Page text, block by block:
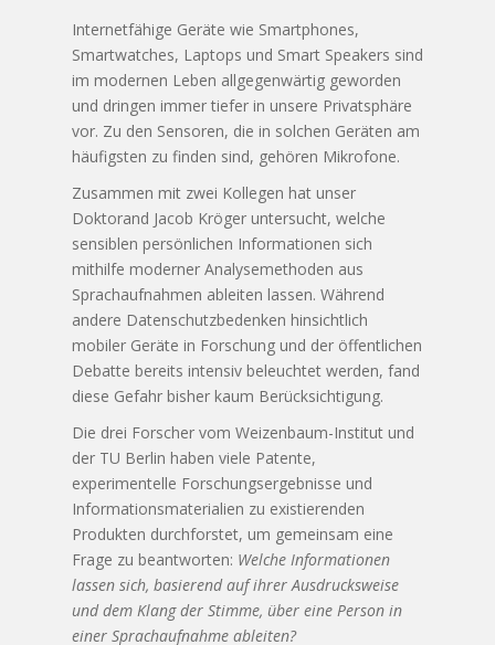
Internetfähige Geräte wie Smartphones,
Smartwatches, Laptops und Smart Speakers sind
im modernen Leben allgegenwärtig geworden
und dringen immer tiefer in unsere Privatsphäre
vor. Zu den Sensoren, die in solchen Geräten am
häufigsten zu finden sind, gehören Mikrofone.
Zusammen mit zwei Kollegen hat unser
Doktorand Jacob Kröger untersucht, welche
sensiblen persönlichen Informationen sich
mithilfe moderner Analysemethoden aus
Sprachaufnahmen ableiten lassen. Während
andere Datenschutzbedenken hinsichtlich
mobiler Geräte in Forschung und der öffentlichen
Debatte bereits intensiv beleuchtet werden, fand
diese Gefahr bisher kaum Berücksichtigung.
Die drei Forscher vom Weizenbaum-Institut und
der TU Berlin haben viele Patente,
experimentelle Forschungsergebnisse und
Informationsmaterialien zu existierenden
Produkten durchforstet, um gemeinsam eine
Frage zu beantworten: Welche Informationen
lassen sich, basierend auf ihrer Ausdrucksweise
und dem Klang der Stimme, über eine Person in
einer Sprachaufnahme ableiten?